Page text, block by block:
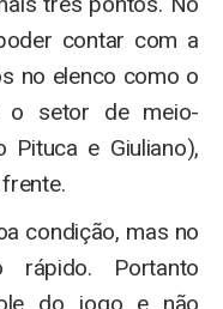
contar com a
no elenco como o
o setor de meio-
Pituca e Giuliano),
condição, mas no
rápido. Portanto